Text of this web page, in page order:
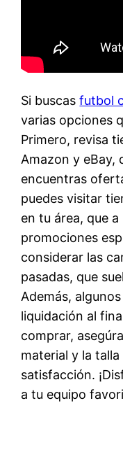
Si buscasfutbol
varias opciones
Primero, revisa
Amazon y eBay,
encuentras
puedes visitar
en tu área, que
promociones
considerar las
pasadas, que
Además,
liquidación al
comprar,
material y la
satisfacción.
a tu equipo